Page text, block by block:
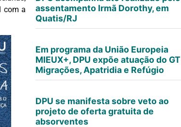
com a
assentamento Irmã Dorothy, em
Quatis/RJ
Em programa da União Europeia
MIEUX+, DPU expõe atuação do GT
Migrações, Apatridia e Refúgio
DPU se manifesta sobre veto ao
projeto de oferta gratuita de
absorventes